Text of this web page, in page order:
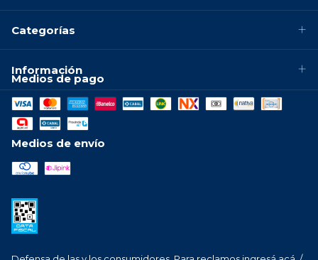
Categorías
Información
Medios de pago
Medios de envío